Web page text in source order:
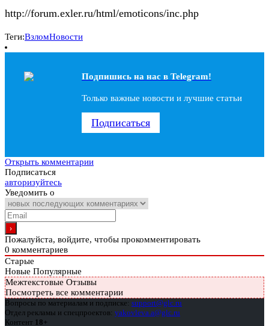
http://forum.exler.ru/html/emoticons/inc.php
Теги:ВзломНовости
Подпишись на наc в Telegram!
Только важные новости и лучшие статьи
Подписаться
Открыть комментарии
Подписаться
авторизуйтесь
Уведомить о
Пожалуйста, войдите, чтобы прокомментировать
0 комментариев
Старые
Новые Популярные
Межтекстовые Отзывы
Посмотреть все комментарии
Вопросы по материалам и подписке: support@glc.ru
Отдел рекламы и спецпроектов: yakovleva.a@glc.ru
Контент 18+